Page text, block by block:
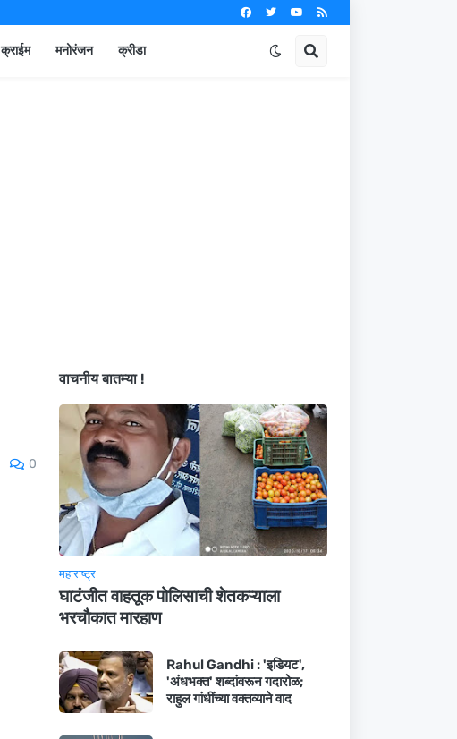
क्राईम मनोरंजन क्रीडा
0
वाचनीय बातम्या !
महाराष्ट्र
घाटंजीत वाहतूक पोलिसाची शेतकऱ्याला
भरचौकात मारहाण
Rahul Gandhi : 'इडियट',
'अंधभक्त' शब्दांवरून गदारोळ;
राहुल गांधींच्या वक्तव्याने वाद